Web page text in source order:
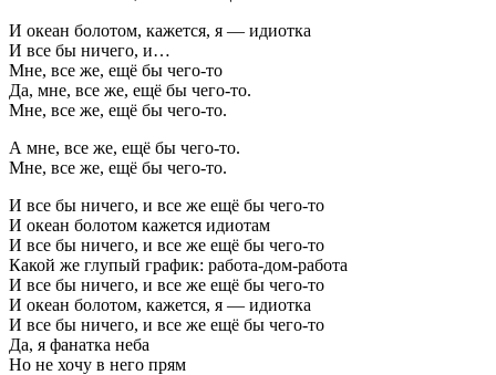
И океан болотом, кажется, я — идиотка
И все бы ничего, и…
Мне, все же, ещё бы чего-то
Да, мне, все же, ещё бы чего-то.
Мне, все же, ещё бы чего-то.
А мне, все же, ещё бы чего-то.
Мне, все же, ещё бы чего-то.
И все бы ничего, и все же ещё бы чего-то
И океан болотом кажется идиотам
И все бы ничего, и все же ещё бы чего-то
Какой же глупый график: работа-дом-работа
И все бы ничего, и все же ещё бы чего-то
И океан болотом, кажется, я — идиотка
И все бы ничего, и все же ещё бы чего-то
Да, я фанатка неба
Но не хочу в него прям